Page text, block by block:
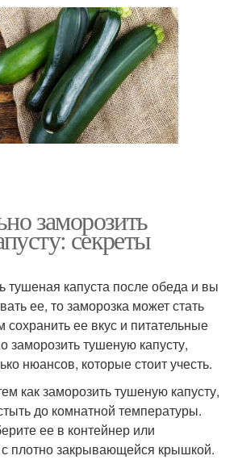
заморозить
секреты
тушеная капуста после обеда и вы
ее, то заморозка может стать
ее вкус и питательные
заморозить тушеную капусту,
нюансов, которые стоит учесть.
как заморозить тушеную капусту,
до комнатной температуры.
ее в контейнер или
с плотно закрывающейся крышкой.